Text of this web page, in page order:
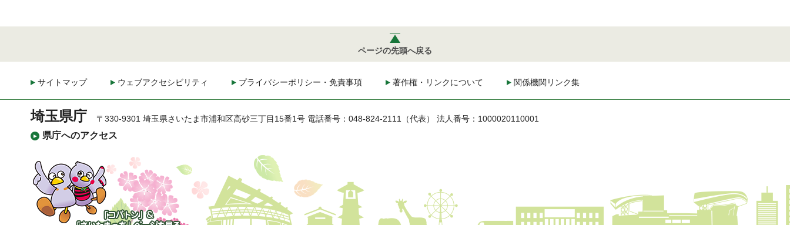
ページの先頭へ戻る
サイトマップ ウェブアクセシビリティ プライバシーポリシー・免責事項 著作権・リンクについて 関係機関リンク集
埼玉県庁
県庁へのアクセス
〒330-9301 埼玉県さいたま市浦和区高砂三丁目15番1号 電話番号：048-824-2111（代表） 法人番号：1000020110001
「コバトン」&「さいた